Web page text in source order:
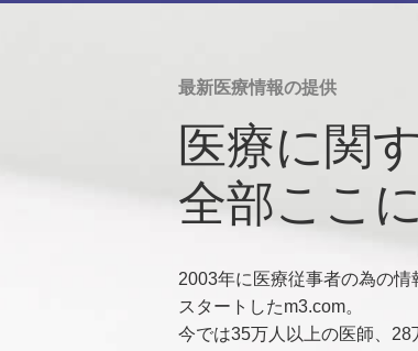
最新医療情報の提供
医療に関
全部ここ
2003年に医療従事者の為の情
スタートしたm3.com。
今では35万人以上の医師、28